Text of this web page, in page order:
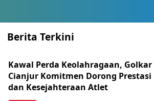
Berita Terkini
Kawal Perda Keolahragaan, Golkar
Cianjur Komitmen Dorong Prestasi
dan Kesejahteraan Atlet